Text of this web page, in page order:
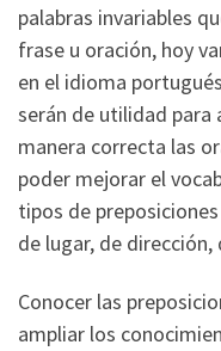
palabras invariables
frase u oración, hoy
en el idioma
serán de utilidad
manera correcta las
poder mejorar el
tipos de
de lugar, de
Conocer las
ampliar los